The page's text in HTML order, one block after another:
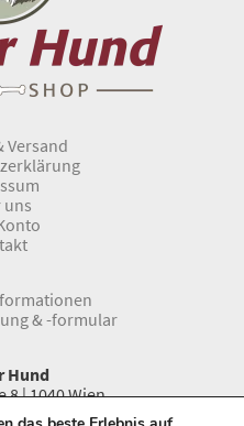
Versand
uns
& -formular
Hund
8 | 1040 Wien
1 966 33 66